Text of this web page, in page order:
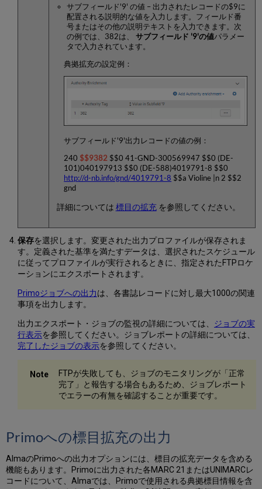
サブフィールド'9' の値 – 出力されたレコードの$9に
配置される説明的な値を入力します。フィールド番
号またはその他の説明テキストを入力できます。次
の例では、382は、サブフィールド '9'の値パラメー
タで入力されています。
典拠拡充の設定例：
サブフィールド'9'出力レコードの値の例：
240 $$9382 $$0 41-GND-300569947 $$0 (DE-
101)040197913 $$0 (DE-588)4019791-8 $$0
http://d-nb.info/gnd/4019791-8 $$a Violine |n 2 $$2
gnd
詳細については 標目の拡充を参照してください。
保存を選択します。変更された出力プロファイルが保存されま
す。定義された基準を満たすデータは、選択されたスケジュール
に従ってプロファイルが実行されるときに、指定されたFTPロケ
ーションにエクスポートされます。
Primoジョブへの出力は、各書誌レコードに対し最大1000の関連
事項を出力します。
出力エクスポート・ジョブの監視の詳細については、 ジョブの実
行表示を参照してください。ジョブレポートの詳細については、
完了したジョブの表示を参照してください。
FTPが失敗しても、ジョブのモニタリングが「正常
完了」と報告する場合もあるため、ジョブレポート
でエラーの有無を確認することが重要です。
Primoへの標目拡充の出力
AlmaのPrimoへの出力オプションには、標目の拡充データを含める
機能もあります。Primoに出力された各MARC 21またはUNIMARCレ
コードについて、Almaでは、Primoで使用される典拠標目情報を含